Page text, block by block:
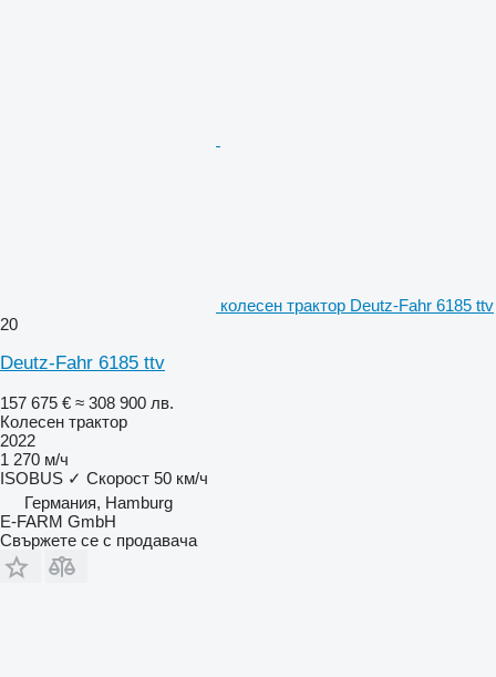
колесен трактор Deutz-Fahr 6185 ttv
20
Deutz-Fahr 6185 ttv
157 675 € ≈ 308 900 лв.
Колесен трактор
2022
1 270 м/ч
ISOBUS ✓ Скорост 50 км/ч
Германия, Hamburg
E-FARM GmbH
Свържете се с продавача